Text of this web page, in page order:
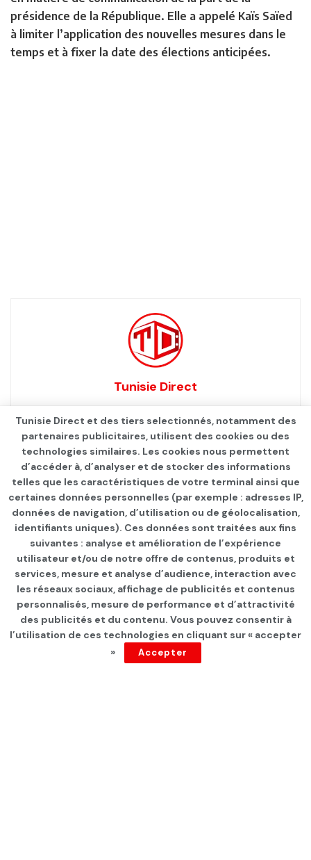
présidence de la République. Elle a appelé Kaïs Saïed
à limiter l’application des nouvelles mesures dans le
temps et à fixer la date des élections anticipées.
Tunisie Direct
Page d'accueil Les infos du jour
Nabil Hajji: « La situation
économique causera la
perte de Kaïs Saïed malgré
sa popularité actuelle »
Tunisie Direct et des tiers selectionnés, notamment des
partenaires publicitaires, utilisent des cookies ou des
technologies similaires. Les cookies nous permettent
d’accéder à, d’analyser et de stocker des informations
telles que les caractéristiques de votre terminal ainsi que
certaines données personnelles (par exemple : adresses IP,
données de navigation, d’utilisation ou de géolocalisation,
identifiants uniques). Ces données sont traitées aux fins
suivantes : analyse et amélioration de l’expérience
utilisateur et/ou de notre offre de contenus, produits et
services, mesure et analyse d’audience, interaction avec
les réseaux sociaux, affichage de publicités et contenus
personnalisés, mesure de performance et d’attractivité
des publicités et du contenu. Vous pouvez consentir à
l’utilisation de ces technologies en cliquant sur « accepter
»
Accepter